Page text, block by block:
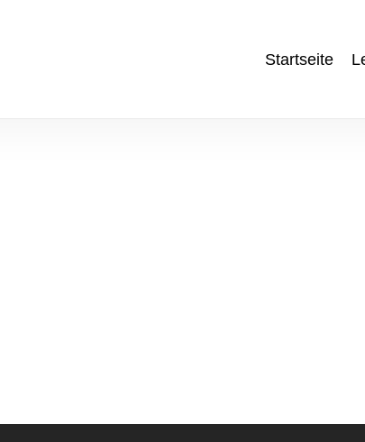
Startseite